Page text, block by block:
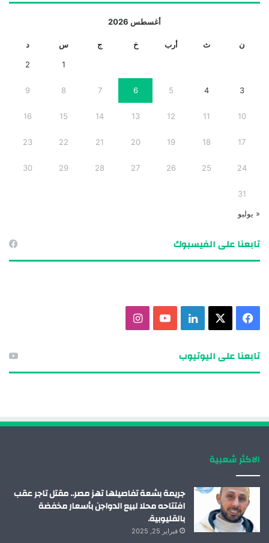
أغسطس 2026
ن ث أرب خ ج س د
1
2
3
4
5
6
7
8
9
10
11
12
13
14
15
16
17
18
19
20
21
22
23
24
25
26
27
28
29
30
31
« يوليو
تابعنا على الفيسبوك
م
تابعنا على اليوتيوب
الاكثر شعبية
جريمة بشعة تفاصيلها تهز مصر.. مقتل تاجر عقب
افتتاحه محلا لبيع الدواجن بأسعار مخفضة
بالقليوبية.
فبراير 25, 2025